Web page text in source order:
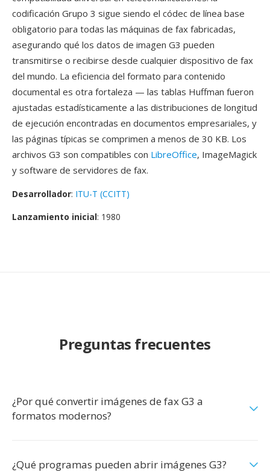
codificación Grupo 3 sigue siendo el códec de línea base
obligatorio para todas las máquinas de fax fabricadas,
asegurando qué los datos de imagen G3 pueden
transmitirse o recibirse desde cualquier dispositivo de fax
del mundo. La eficiencia del formato para contenido
documental es otra fortaleza — las tablas Huffman fueron
ajustadas estadísticamente a las distribuciones de longitud
de ejecución encontradas en documentos empresariales, y
las páginas típicas se comprimen a menos de 30 KB. Los
archivos G3 son compatibles con LibreOffice, ImageMagick
y software de servidores de fax.
Desarrollador: ITU-T (CCITT)
Lanzamiento inicial: 1980
Preguntas frecuentes
¿Por qué convertir imágenes de fax G3 a
formatos modernos?
¿Qué programas pueden abrir imágenes G3?